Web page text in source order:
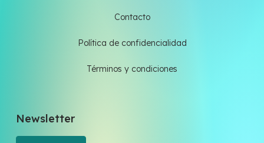
Contacto
Política de confidencialidad
Términos y condiciones
Newsletter